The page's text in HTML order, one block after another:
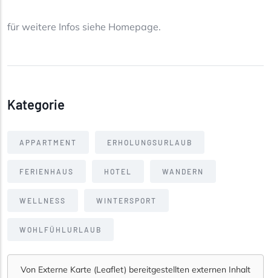
für weitere Infos siehe Homepage.
Kategorie
APPARTMENT ERHOLUNGSURLAUB
FERIENHAUS HOTEL WANDERN
WELLNESS WINTERSPORT
WOHLFÜHLURLAUB
Von Externe Karte (Leaflet) bereitgestellten externen Inhalt